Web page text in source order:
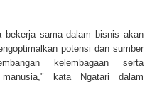
sama dalam bisnis akan
potensi dan sumber
kelembagaan serta
kata Ngatari dalam